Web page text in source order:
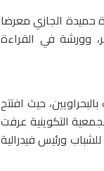
حميدة الجازي معرضا
وورشة في القراءة
حيث افتتح
التكوينية عرفت
ورئيس فيدرالية